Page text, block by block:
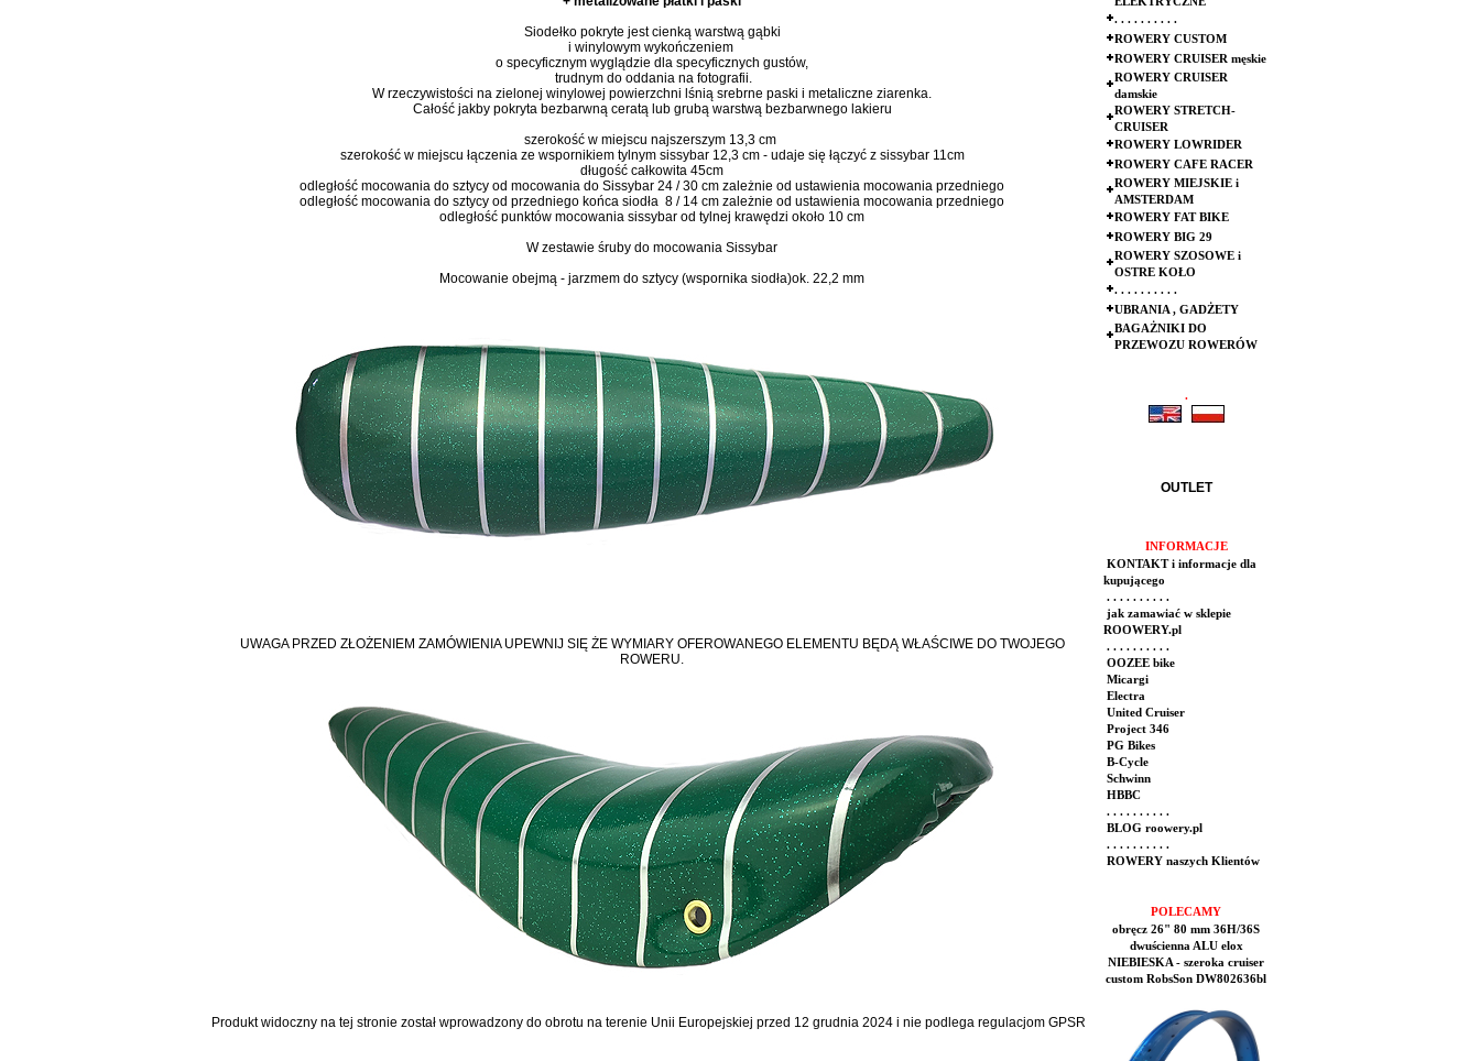
Siodełko pokryte jest cienką warstwą gąbki
i winylowym wykończeniem
o specyficznym wyglądzie dla specyficznych gustów,
trudnym do oddania na fotografii.
W rzeczywistości na zielonej winylowej powierzchni lśnią srebrne paski i metaliczne ziarenka.
Całość jakby pokryta bezbarwną ceratą lub grubą warstwą bezbarwnego lakieru
szerokość w miejscu najszerszym 13,3 cm
szerokość w miejscu łączenia ze wspornikiem tylnym sissybar 12,3 cm - udaje się łączyć z sissybar 11cm
długość całkowita 45cm
odległość mocowania do sztycy od mocowania do Sissybar 24 / 30 cm zależnie od ustawienia mocowania przedniego
odległość mocowania do sztycy od przedniego końca siodła 8 / 14 cm zależnie od ustawienia mocowania przedniego
odległość punktów mocowania sissybar od tylnej krawędzi około 10 cm
W zestawie śruby do mocowania Sissybar
Mocowanie obejmą - jarzmem do sztycy (wspornika siodła)ok. 22,2 mm
UWAGA PRZED ZŁOŻENIEM ZAMÓWIENIA UPEWNIJ SIĘ ŻE WYMIARY OFEROWANEGO ELEMENTU BĘDĄ WŁAŚCIWE DO TWOJEGO
ROWERU.
Produkt widoczny na tej stronie został wprowadzony do obrotu na terenie Unii Europejskiej przed 12 grudnia 2024 i nie podlega regulacjom GPSR
. . . . . . . . . .
ROWERY CUSTOM
ROWERY CRUISER męskie
ROWERY CRUISER
damskie
ROWERY STRETCH-
CRUISER
ROWERY LOWRIDER
ROWERY CAFE RACER
ROWERY MIEJSKIE i
AMSTERDAM
ROWERY FAT BIKE
ROWERY BIG 29
ROWERY SZOSOWE i
OSTRE KOŁO
. . . . . . . . . .
UBRANIA , GADŻETY
BAGAŻNIKI DO
PRZEWOZU ROWERÓW
.
OUTLET
INFORMACJE
KONTAKT i informacje dla
kupującego
. . . . . . . . . .
jak zamawiać w sklepie
ROOWERY.pl
. . . . . . . . . .
OOZEE bike
Micargi
Electra
United Cruiser
Project 346
PG Bikes
B-Cycle
Schwinn
HBBC
. . . . . . . . . .
BLOG roowery.pl
. . . . . . . . . .
ROWERY naszych Klientów
POLECAMY
obręcz 26" 80 mm 36H/36S
dwuścienna ALU elox
NIEBIESKA - szeroka cruiser
custom RobsSon DW802636bl